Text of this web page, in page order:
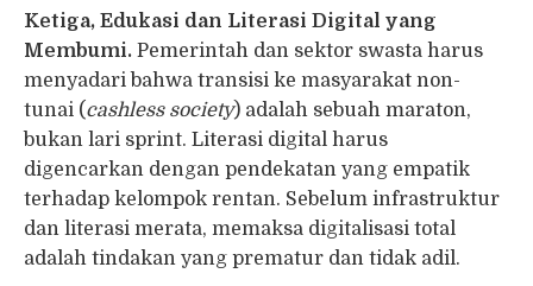
Ketiga, Edukasi dan Literasi Digital yang
Membumi. Pemerintah dan sektor swasta harus
menyadari bahwa transisi ke masyarakat non-
tunai (cashless society) adalah sebuah maraton,
bukan lari sprint. Literasi digital harus
digencarkan dengan pendekatan yang empatik
terhadap kelompok rentan. Sebelum infrastruktur
dan literasi merata, memaksa digitalisasi total
adalah tindakan yang prematur dan tidak adil.